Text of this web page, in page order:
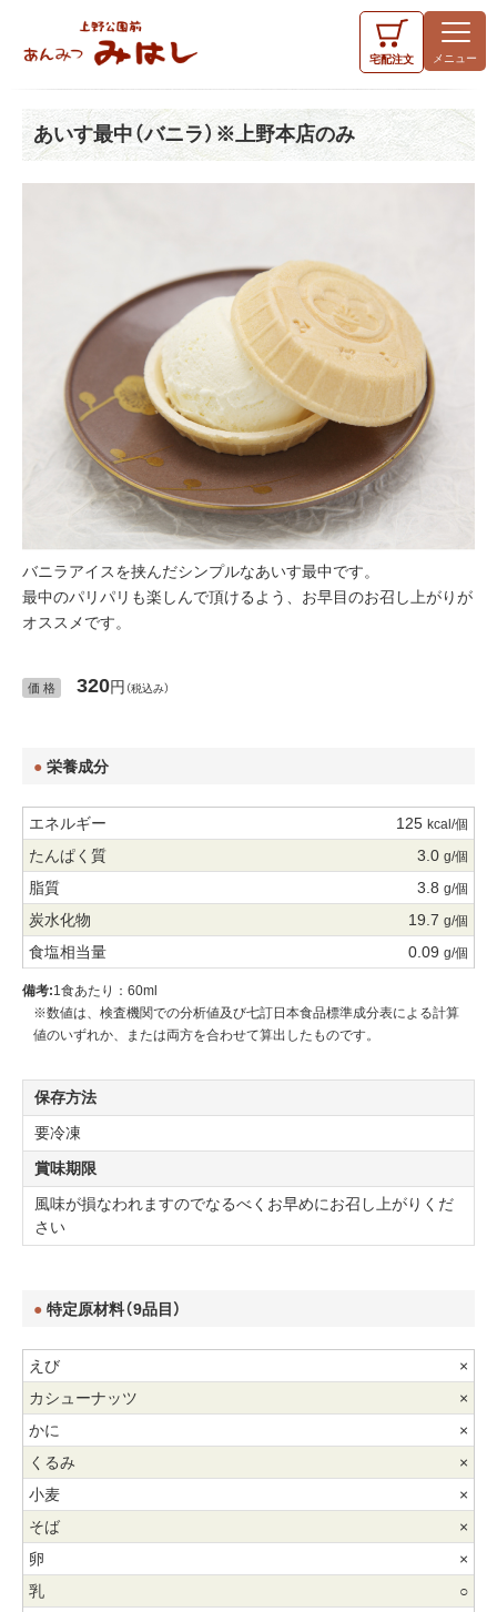
宅配注文
あいす最中（バニラ）※上野本店のみ
バニラアイスを挟んだシンプルなあいす最中です。
最中のパリパリも楽しんで頂けるよう、お早目のお召し上がりが
オススメです。
価 格 320円 （税込み）
栄養成分
125 kcal/個
3.0 g/個
3.8 g/個
19.7 g/個
0.09 g/個
備考:1食あたり：60ml
※数値は、検査機関での分析値及び七訂日本食品標準成分表による計算
値のいずれか、または両方を合わせて算出したものです。
保存方法
要冷凍
賞味期限
風味が損なわれますのでなるべくお早めにお召し上がりくだ
さい
特定原材料（9品目）
×
×
×
×
×
×
×
○